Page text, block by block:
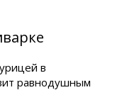
в
равнодушным